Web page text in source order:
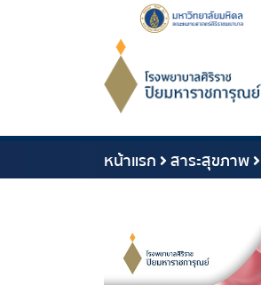
หน้าแรก สาระสุขภาพ